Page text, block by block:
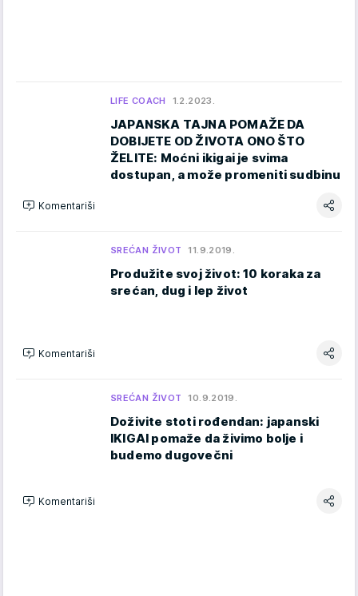
LIFE COACH 1.2.2023.
JAPANSKA TAJNA POMAŽE DA
DOBIJETE OD ŽIVOTA ONO ŠTO
ŽELITE: Moćni ikigai je svima
dostupan, a može promeniti sudbinu
Komentariši
SREĆAN ŽIVOT 11.9.2019.
Produžite svoj život: 10 koraka za
srećan, dug i lep život
Komentariši
SREĆAN ŽIVOT 10.9.2019.
Doživite stoti rođendan: japanski
IKIGAI pomaže da živimo bolje i
budemo dugovečni
Komentariši